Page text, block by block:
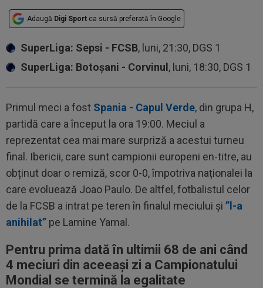
Adaugă Digi Sport ca sursă preferată în Google
SuperLiga: Sepsi - FCSB, luni, 21:30, DGS 1
SuperLiga: Botoșani - Corvinul, luni, 18:30, DGS 1
Primul meci a fost Spania - Capul Verde, din grupa H,
partidă care a început la ora 19:00. Meciul a
reprezentat cea mai mare surpriză a acestui turneu
final. Ibericii, care sunt campionii europeni en-titre, au
obținut doar o remiză, scor 0-0, împotriva naționalei la
care evoluează Joao Paulo. De altfel, fotbalistul celor
de la FCSB a intrat pe teren în finalul meciului și ”l-a
anihilat” pe Lamine Yamal.
Pentru prima dată în ultimii 68 de ani când
4 meciuri din aceeași zi a Campionatului
Mondial se termină la egalitate